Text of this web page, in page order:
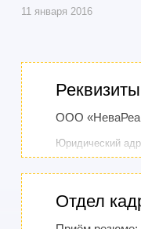
11 января 2016
ООО
Юридический
197183, Россия,
Сестрорецкая,
Фактический,
Отдел